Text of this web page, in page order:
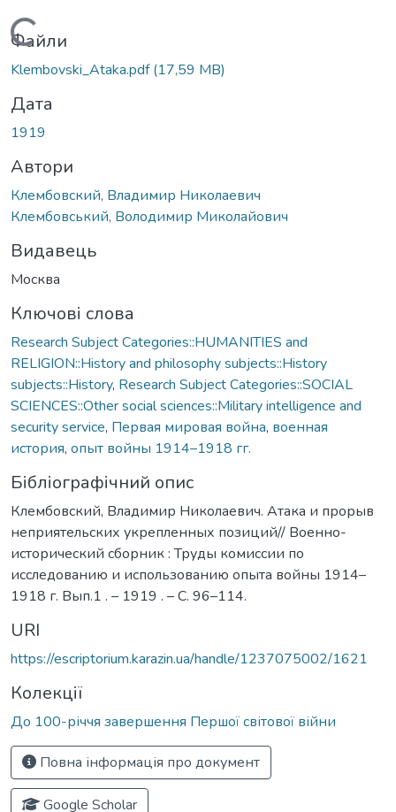
Вантажиться...
Файли
Klembovski_Ataka.pdf(17,59 MB)
Дата
1919
Автори
Клембовский, Владимир Николаевич
Клембовський, Володимир Миколайович
Видавець
Москва
Ключові слова
Research Subject Categories::HUMANITIES and
RELIGION::History and philosophy subjects::History
subjects::History, Research Subject Categories::SOCIAL
SCIENCES::Other social sciences::Military intelligence and
security service, Первая мировая война, военная
история, опыт войны 1914–1918 гг.
Бібліографічний опис
Клембовский, Владимир Николаевич. Атака и прорыв
неприятельских укрепленных позиций// Военно-
исторический сборник : Труды комиссии по
исследованию и использованию опыта войны 1914–
1918 г. Вып.1 . – 1919 . – С. 96–114.
URI
https://escriptorium.karazin.ua/handle/1237075002/1621
Колекції
До 100-річчя завершення Першої світової війни
Повна інформація про документ
Google Scholar